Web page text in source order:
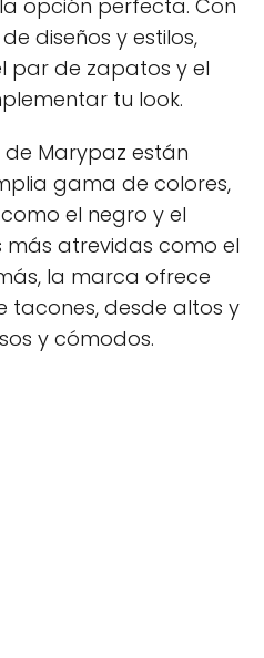
opción perfecta. Con
diseños y estilos,
par de zapatos y el
tu look.
Marypaz están
gama de colores,
el negro y el
atrevidas como el
la marca ofrece
tacones, desde altos y
y cómodos.